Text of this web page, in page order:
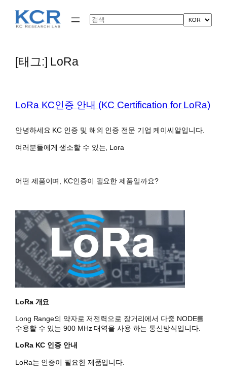
Search
[태그:] LoRa
LoRa KC인증 안내 (KC Certification for LoRa)
안녕하세요 KC 인증 및 해외 인증 전문 기업 케이씨알입니다.
여러분들에게 생소할 수 있는, Lora
어떤 제품이며, KC인증이 필요한 제품일까요?
LoRa 개요
Long Range의 약자로 저전력으로 장거리에서 다중 NODE를
수용할 수 있는 900 MHz 대역을 사용 하는 통신방식입니다.
LoRa KC 인증 안내
LoRa는 인증이 필요한 제품입니다.